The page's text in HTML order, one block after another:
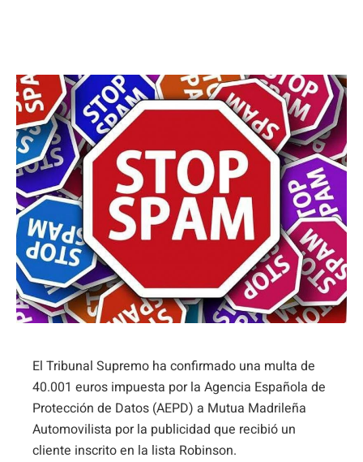
El Tribunal Supremo ha confirmado una multa de
40.001 euros impuesta por la Agencia Española de
Protección de Datos (AEPD) a Mutua Madrileña
Automovilista por la publicidad que recibió un
cliente inscrito en la lista Robinson.